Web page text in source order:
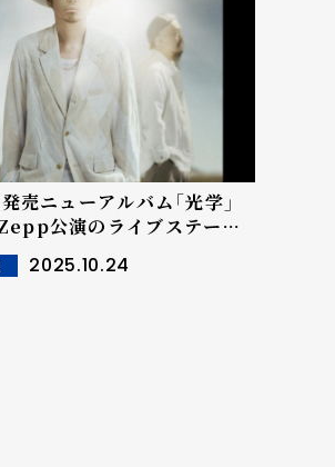
ニューアルバム「光学」
公演のライブステージ
"『feel every love』歌唱
"開催決定！
2025.10.24